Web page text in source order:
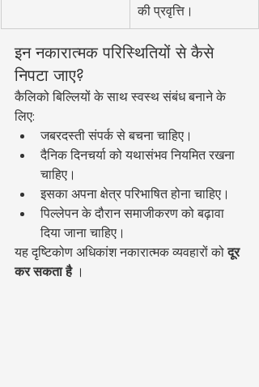
की प्रवृत्ति।
इन नकारात्मक परिस्थितियों से कैसे
निपटा जाए?
कैलिको बिल्लियों के साथ स्वस्थ संबंध बनाने के
लिए:
जबरदस्ती संपर्क से बचना चाहिए।
दैनिक दिनचर्या को यथासंभव नियमित रखना
चाहिए।
इसका अपना क्षेत्र परिभाषित होना चाहिए।
पिल्लेपन के दौरान समाजीकरण को बढ़ावा
दिया जाना चाहिए।
यह दृष्टिकोण अधिकांश नकारात्मक व्यवहारों को दूर
कर सकता है ।